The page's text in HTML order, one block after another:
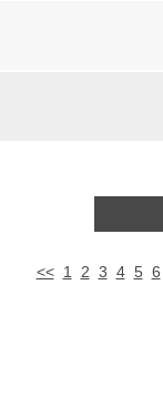
<< 1 2 3 4 5 6